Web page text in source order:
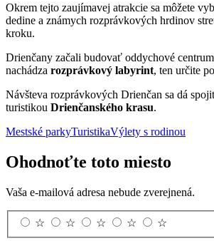
Okrem tejto zaujímavej atrakcie sa môžete
dedine a známych rozprávkových hrdinov
kroku.
Drienčany začali budovať oddychové
nachádza rozprávkový labyrint, ten určite
Návšteva rozprávkových Drienčan sa dá
turistikou Drienčanského krasu.
Mestské parkyTuristikaVýlety s rodinou
Ohodnoťte toto miesto
Vaša e-mailová adresa nebude zverejnená.
☆ ☆ ☆ ☆ ☆